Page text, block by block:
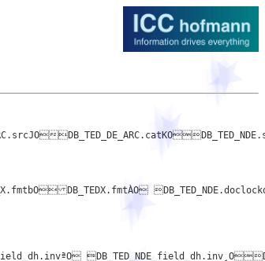
DB_TED_NDE_ARC.stopfO